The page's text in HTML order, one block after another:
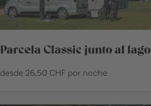
Parcela Classic junto al lago
desde 26,50 CHF por noche